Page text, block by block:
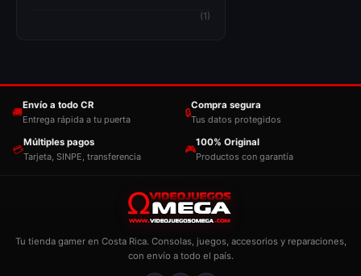
(1)
🚚
Envío a todo CR
Entrega rápida a tu puerta
🔒
Compra segura
Tus datos protegidos
💳
Múltiples pagos
Tarjeta, SINPE, transferencia
🎮
100% Original
Productos con garantía
Tu tienda gamer en Costa Rica. Consolas, juegos, accesorios y reparaciones,
con envío a todo el país.